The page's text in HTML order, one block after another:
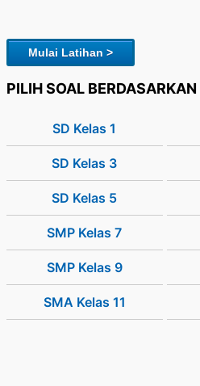
Mulai Latihan >
PILIH SOAL BERDASARKAN
SD Kelas 1
SD Kelas 3
SD Kelas 5
SMP Kelas 7
SMP Kelas 9
SMA Kelas 11